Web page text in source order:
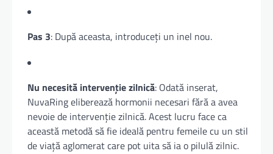
Pas 3: După aceasta, introduceți un inel nou.
Nu necesită intervenție zilnică: Odată inserat,
NuvaRing eliberează hormonii necesari fără a avea
nevoie de intervenție zilnică. Acest lucru face ca
această metodă să fie ideală pentru femeile cu un stil
de viață aglomerat care pot uita să ia o pilulă zilnic.